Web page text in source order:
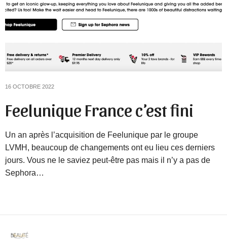
16 OCTOBRE 2022
Feelunique France c’est fini
Un an après l’acquisition de Feelunique par le groupe
LVMH, beaucoup de changements ont eu lieu ces derniers
jours. Vous ne le saviez peut-être pas mais il n’y a pas de
Sephora…